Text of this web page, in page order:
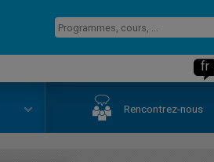
fr
Rencontrez-nous